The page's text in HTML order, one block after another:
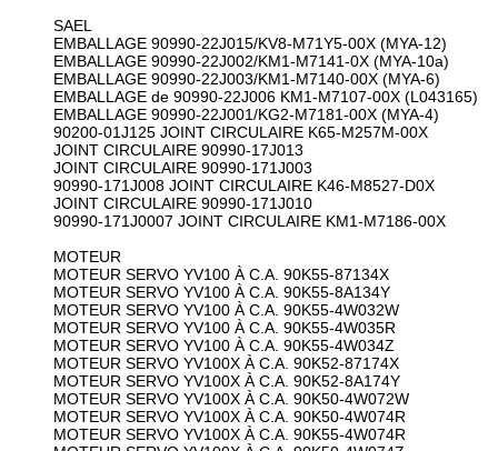
SAEL
EMBALLAGE 90990-22J015/KV8-M71Y5-00X (MYA-12)
EMBALLAGE 90990-22J002/KM1-M7141-0X (MYA-10a)
EMBALLAGE 90990-22J003/KM1-M7140-00X (MYA-6)
EMBALLAGE de 90990-22J006 KM1-M7107-00X (L043165)
EMBALLAGE 90990-22J001/KG2-M7181-00X (MYA-4)
90200-01J125 JOINT CIRCULAIRE K65-M257M-00X
JOINT CIRCULAIRE 90990-17J013
JOINT CIRCULAIRE 90990-171J003
90990-171J008 JOINT CIRCULAIRE K46-M8527-D0X
JOINT CIRCULAIRE 90990-171J010
90990-171J0007 JOINT CIRCULAIRE KM1-M7186-00X
MOTEUR
MOTEUR SERVO YV100 À C.A. 90K55-87134X
MOTEUR SERVO YV100 À C.A. 90K55-8A134Y
MOTEUR SERVO YV100 À C.A. 90K55-4W032W
MOTEUR SERVO YV100 À C.A. 90K55-4W035R
MOTEUR SERVO YV100 À C.A. 90K55-4W034Z
MOTEUR SERVO YV100X À C.A. 90K52-87174X
MOTEUR SERVO YV100X À C.A. 90K52-8A174Y
MOTEUR SERVO YV100X À C.A. 90K50-4W072W
MOTEUR SERVO YV100X À C.A. 90K50-4W074R
MOTEUR SERVO YV100X À C.A. 90K55-4W074R